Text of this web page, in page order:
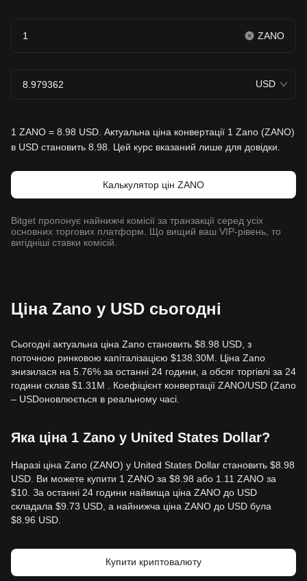
ZANO
USD
1 ZANO = 8.98 USD. Актуальна ціна конвертації 1 Zano (ZANO)
в USD становить 8.98. Цей курс вказаний лише для довідки.
Калькулятор цін ZANO
Bitget пропонує найнижчі комісії за транзакції серед усіх
основних торгових платформ. Що вищий ваш VIP-рівень, то
вигідніші ставки комісій.
Ціна Zano у USD сьогодні
Сьогодні актуальна ціна Zano становить $8.98 USD, з
поточною ринковою капіталізацією $138.30M. Ціна Zano
знизилася на 5.76% за останні 24 години, а обсяг торгівлі за 24
години склав $1.31M . Коефіцієнт конвертації ZANO/USD (Zano
– USDоновлюється в реальному часі.
Яка ціна 1 Zano у United States Dollar?
Наразі ціна Zano (ZANO) у United States Dollar становить $8.98
USD. Ви можете купити 1 ZANO за $8.98 або 1.11 ZANO за
$10. За останні 24 години найвища ціна ZANO до USD
складала $9.73 USD, а найнижча ціна ZANO до USD була
$8.96 USD.
Купити криптовалюту